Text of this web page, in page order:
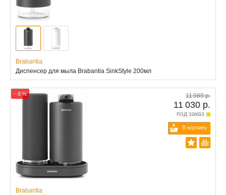
Brabantia
Диспенсер для мыла Brabantia SinkStyle 200мл
− 8 % 11 989 р.
11 030 р.
под заказ
В корзину
Brabantia